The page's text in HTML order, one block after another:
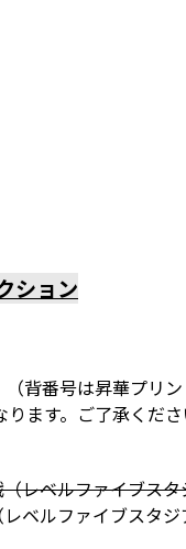
ション
背番号は昇華プリン
ます。ご了承くださ
レベルファイブスタ
ルファイブスタジ